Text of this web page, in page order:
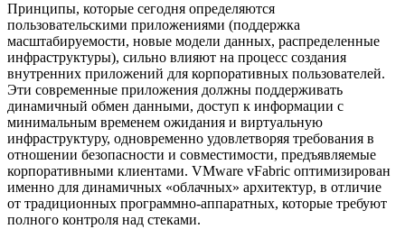
Принципы, которые сегодня определяютcя
пользовательскими приложениями (поддержка
масштабируемости, новые модели данных, распределенные
инфраструктуры), сильно влияют на процесс создания
внутренних приложений для корпоративных пользователей.
Эти современные приложения должны поддерживать
динамичный обмен данными, доступ к информации с
минимальным временем ожидания и виртуальную
инфраструктуру, одновременно удовлетворяя требования в
отношении безопасности и совместимости, предъявляемые
корпоративными клиентами. VMware vFabric оптимизирован
именно для динамичных «облачных» архитектур, в отличие
от традиционных программно-аппаратных, которые требуют
полного контроля над стеками.